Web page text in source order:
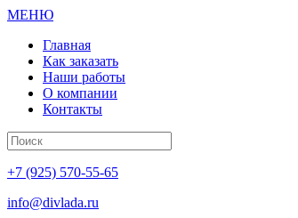
МЕНЮ
Главная
Как заказать
Наши работы
О компании
Контакты
+7 (925) 570-55-65
info@divlada.ru